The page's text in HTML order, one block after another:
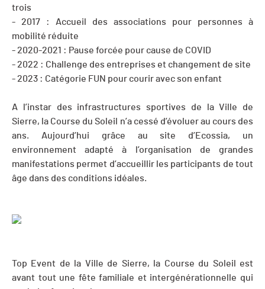
trois
- 2017 : Accueil des associations pour personnes à
mobilité réduite
- 2020-2021 : Pause forcée pour cause de COVID
- 2022 : Challenge des entreprises et changement de site
- 2023 : Catégorie FUN pour courir avec son enfant
A l’instar des infrastructures sportives de la Ville de
Sierre, la Course du Soleil n’a cessé d’évoluer au cours des
ans. Aujourd’hui grâce au site d’Ecossia, un
environnement adapté à l’organisation de grandes
manifestations permet d’accueillir les participants de tout
âge dans des conditions idéales.
Top Event de la Ville de Sierre, la Course du Soleil est
avant tout une fête familiale et intergénérationnelle qui